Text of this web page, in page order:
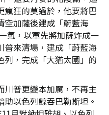
瘋狂的莫過於，他要將巴
空加薩後建成「蔚藍海
氣，以軍先將加薩炸成一
普來清場，建成「蔚藍海
列，完成「大猶太國」的
川普更變本加厲，不再主
以色列鯨吞巴勒斯坦。